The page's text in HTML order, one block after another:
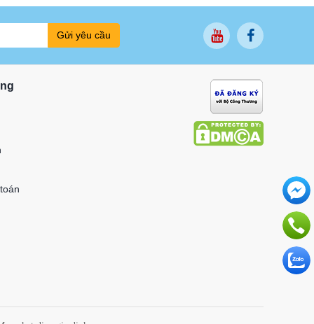
Gửi yêu cầu